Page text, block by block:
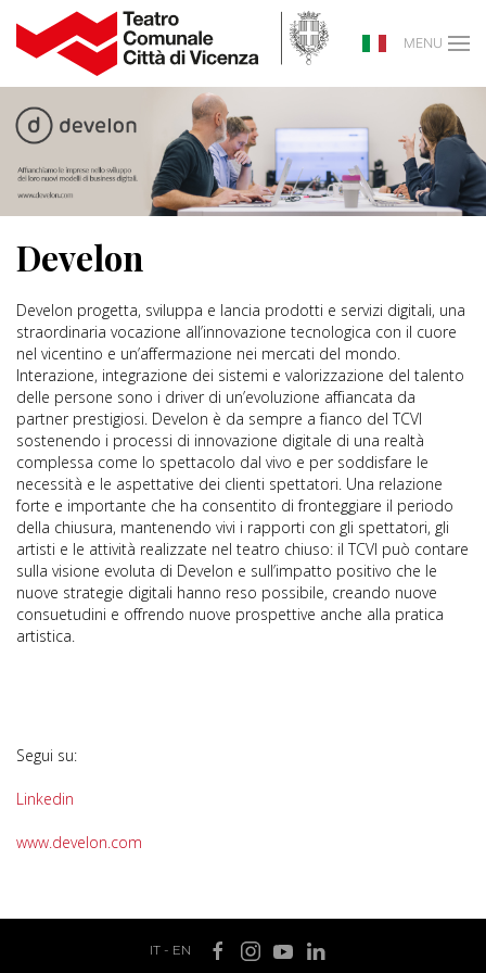
MENU
Develon
Develon progetta, sviluppa e lancia prodotti e servizi digitali, una
straordinaria vocazione all’innovazione tecnologica con il cuore
nel vicentino e un’affermazione nei mercati del mondo.
Interazione, integrazione dei sistemi e valorizzazione del talento
delle persone sono i driver di un’evoluzione affiancata da
partner prestigiosi. Develon è da sempre a fianco del TCVI
sostenendo i processi di innovazione digitale di una realtà
complessa come lo spettacolo dal vivo e per soddisfare le
necessità e le aspettative dei clienti spettatori. Una relazione
forte e importante che ha consentito di fronteggiare il periodo
della chiusura, mantenendo vivi i rapporti con gli spettatori, gli
artisti e le attività realizzate nel teatro chiuso: il TCVI può contare
sulla visione evoluta di Develon e sull’impatto positivo che le
nuove strategie digitali hanno reso possibile, creando nuove
consuetudini e offrendo nuove prospettive anche alla pratica
artistica.
Segui su:
Linkedin
www.develon.com
IT- EN